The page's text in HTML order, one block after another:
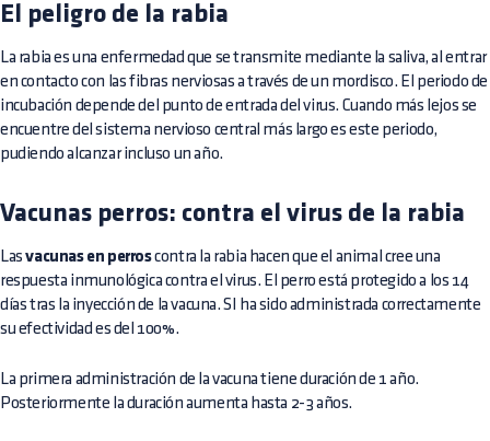
El peligro de la rabia
La rabia es una enfermedad que se transmite mediante la saliva, al entrar
en contacto con las fibras nerviosas a través de un mordisco. El periodo de
incubación depende del punto de entrada del virus. Cuando más lejos se
encuentre del sistema nervioso central más largo es este periodo,
pudiendo alcanzar incluso un año.
Vacunas perros: contra el virus de la rabia
Lasvacunas en perroscontra la rabia hacen que el animal cree una
respuesta inmunológica contra el virus. El perro está protegido a los 14
días tras la inyección de la vacuna. SI ha sido administrada correctamente
su efectividad es del 100%.
La primera administración de la vacuna tiene duración de 1 año.
Posteriormente la duración aumenta hasta 2-3 años.